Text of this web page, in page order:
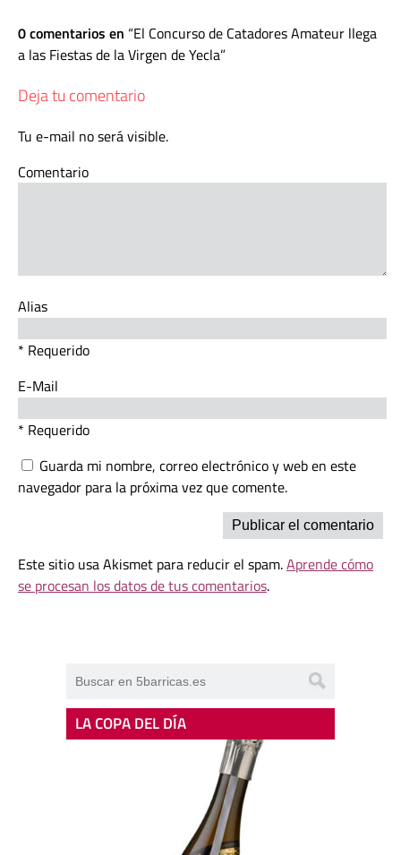
0 comentarios en El Concurso de Catadores Amateur llega
a las Fiestas de la Virgen de Yecla
Deja tu comentario
Tu e-mail no será visible.
Comentario
Alias
* Requerido
E-Mail
* Requerido
Guarda mi nombre, correo electrónico y web en este
navegador para la próxima vez que comente.
Este sitio usa Akismet para reducir el spam.Aprende cómo
se procesan los datos de tus comentarios.
LA COPA DEL DÍA